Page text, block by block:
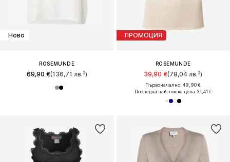
Ново
ROSEMUNDE
69,90 €(136,71 лв.³)
ПРОМОЦИЯ
ROSEMUNDE
39,90 €(78,04 лв.³)
Първоначално: 49,90 €
Последна най-ниска цена:31,41 €